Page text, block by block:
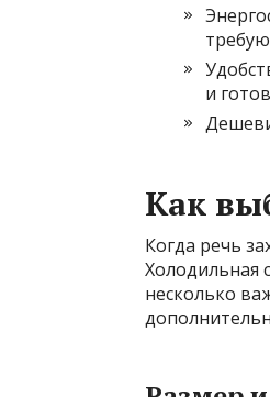
и
Как
Когда речь
Холодильная
несколько